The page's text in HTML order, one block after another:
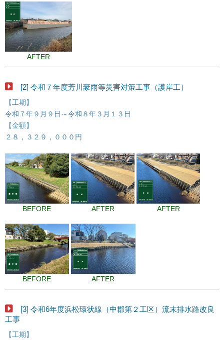
AFTER
[2] 令和７年度芳川豪雨等災害対策工事（護岸工）
【工期】
令和７年９月９日～令和８年３月１３日
【金額】
２８，３２９，０００円
BEFORE AFTER AFTER
BEFORE AFTER
[3] 令和6年度浜松環状線（中郡第２工区）流末排水路改良
工事
【工期】